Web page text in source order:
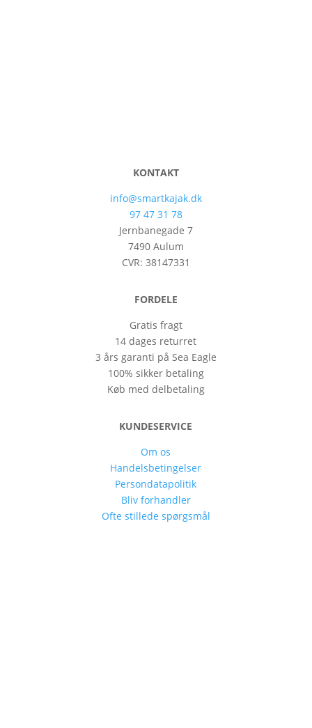
KONTAKT
info@smartkajak.dk
97 47 31 78
Jernbanegade 7
7490 Aulum
CVR: 38147331
FORDELE
Gratis fragt
14 dages returret
3 års garanti på Sea Eagle
100% sikker betaling
Køb med delbetaling
KUNDESERVICE
Om os
Handelsbetingelser
Persondatapolitik
Bliv forhandler
Ofte stillede spørgsmål